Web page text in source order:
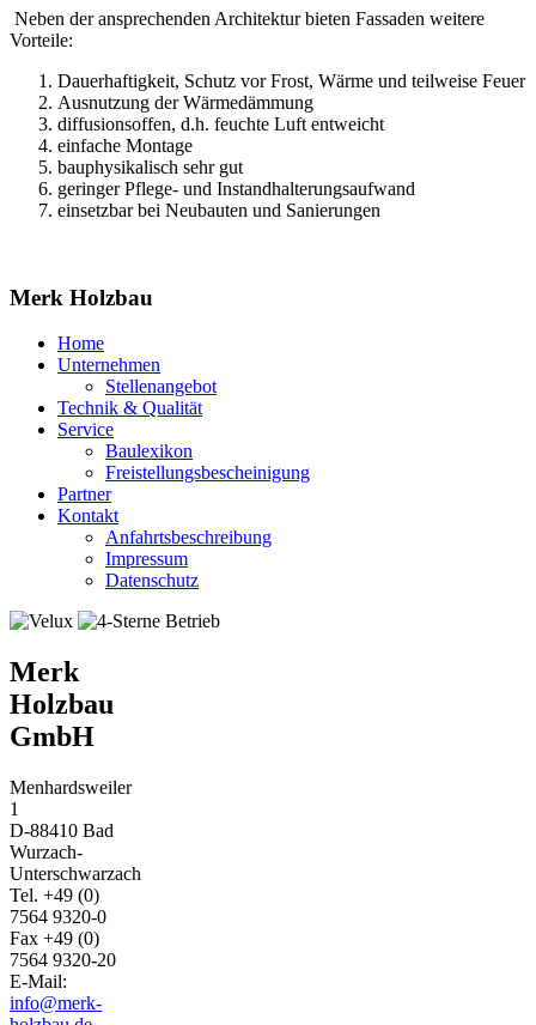
Neben der ansprechenden Architektur bieten Fassaden weitere
Vorteile:
Dauerhaftigkeit, Schutz vor Frost, Wärme und teilweise Feuer
Ausnutzung der Wärmedämmung
diffusionsoffen, d.h. feuchte Luft entweicht
einfache Montage
bauphysikalisch sehr gut
geringer Pflege- und Instandhalterungsaufwand
einsetzbar bei Neubauten und Sanierungen
Merk Holzbau
Home
Unternehmen
Stellenangebot
Technik & Qualität
Service
Baulexikon
Freistellungsbescheinigung
Partner
Kontakt
Anfahrtsbeschreibung
Impressum
Datenschutz
Merk
Holzbau
GmbH
Menhardsweiler
1
D-88410 Bad
Wurzach-
Unterschwarzach
Tel. +49 (0)
7564 9320-0
Fax +49 (0)
7564 9320-20
E-Mail:
info@merk-